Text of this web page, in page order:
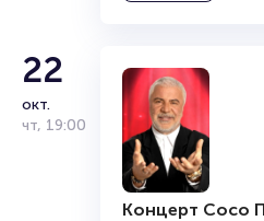
22
окт.
чт, 19:00
Концерт Сосо